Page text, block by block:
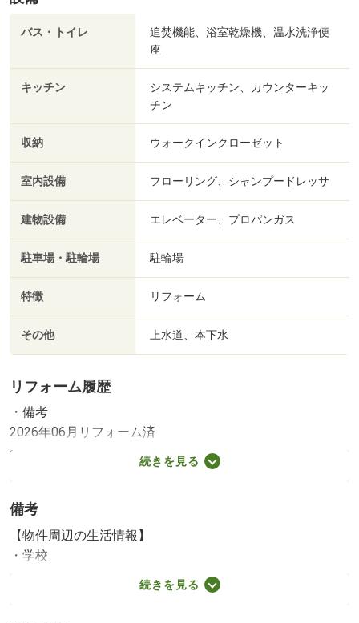
バス・トイレ
追焚機能、浴室乾燥機、温水洗浄便
座
キッチン
システムキッチン、カウンターキッ
チン
収納 ウォークインクローゼット
室内設備 フローリング、シャンプードレッサ
建物設備 エレベーター、プロパンガス
駐車場・駐輪場 駐輪場
特徴 リフォーム
その他 上水道、本下水
リフォーム履歴
・備考
2026年06月リフォーム済
※実施年月は、施工箇所の中で最も古いものを表示してい
続きを見る
備考
【物件周辺の生活情報】
・学校
共成小学校（770m）、福島中学校（1,100m）
続きを見る